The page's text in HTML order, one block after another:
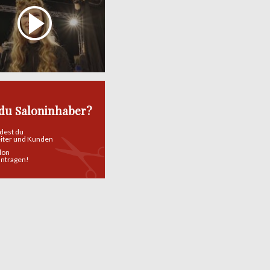
Saloninhaber?
du
und Kunden